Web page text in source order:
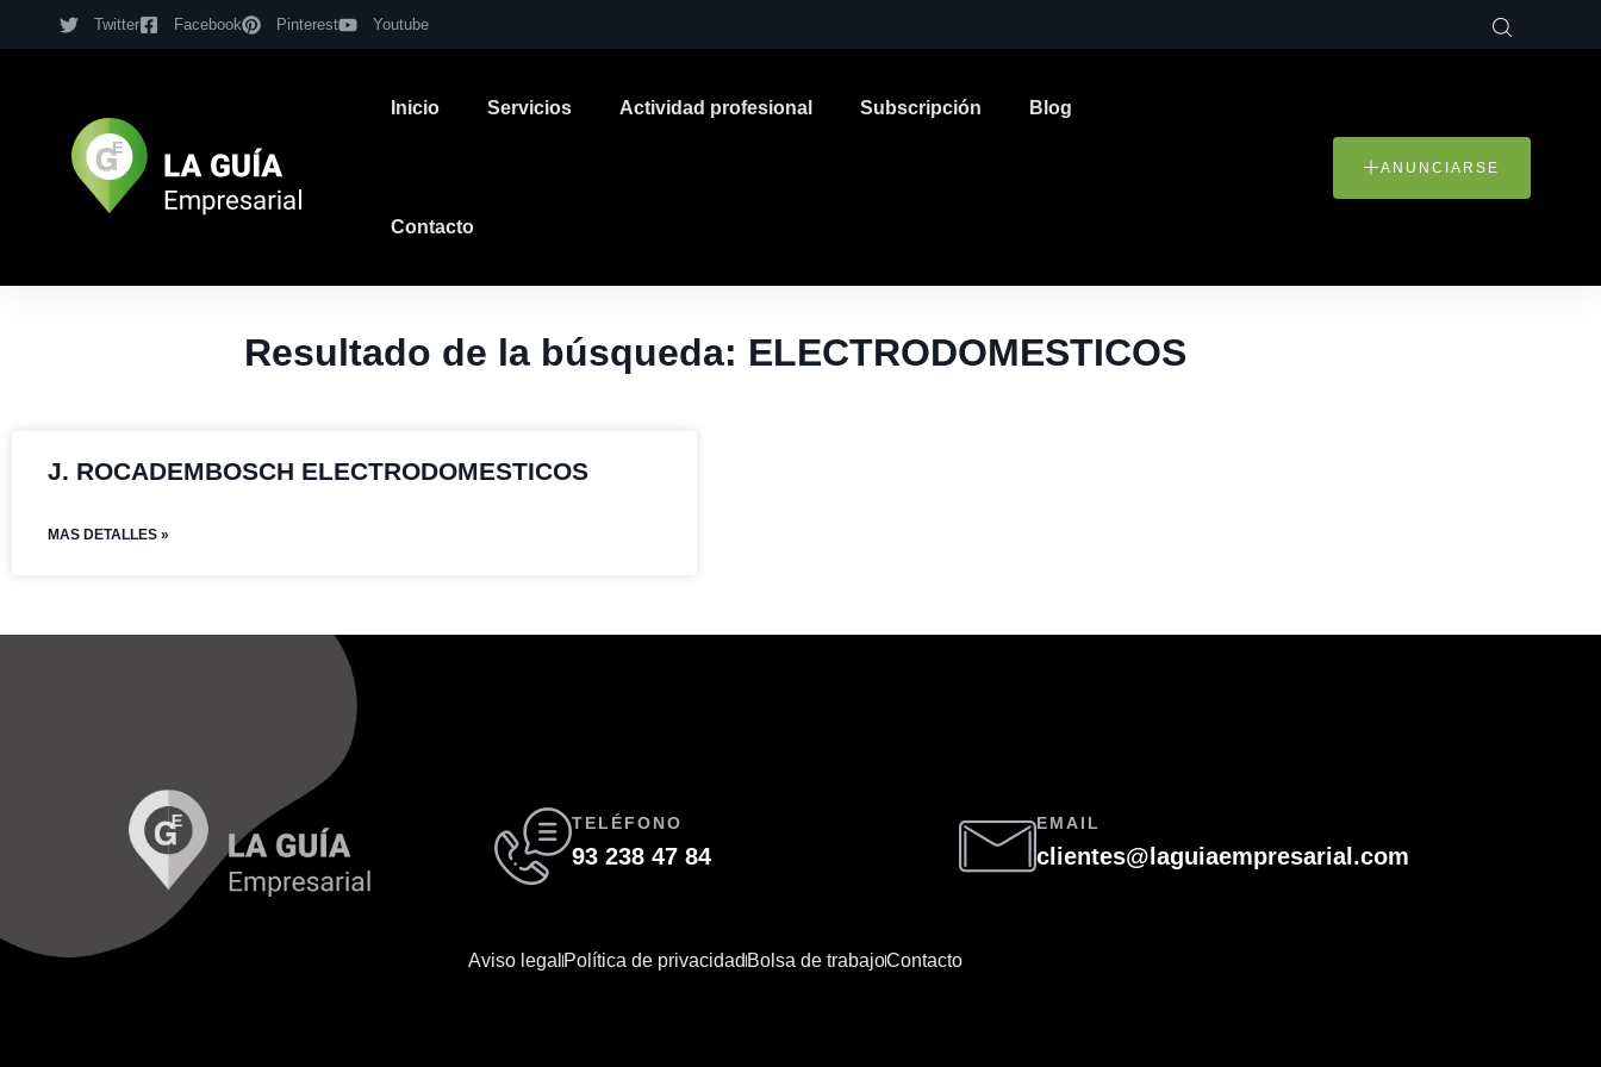
Twitter Facebook Pinterest Youtube
Inicio Servicios Actividad profesional Subscripción Blog
Contacto
ANUNCIARSE
Resultado de la búsqueda: ELECTRODOMESTICOS
J. ROCADEMBOSCH ELECTRODOMESTICOS
MAS DETALLES »
TELÉFONO
93 238 47 84
EMAIL
clientes@laguiaempresarial.com
Aviso legal Política de privacidadBolsa de trabajoContacto